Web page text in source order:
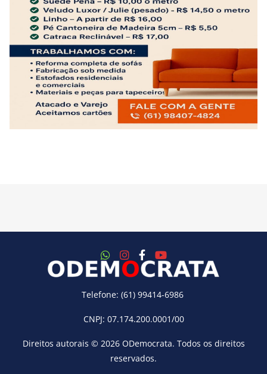
Telefone: (61) 99414-6986
CNPJ: 07.174.200.0001/00
Direitos autorais © 2026 ODemocrata. Todos os direitos
reservados.